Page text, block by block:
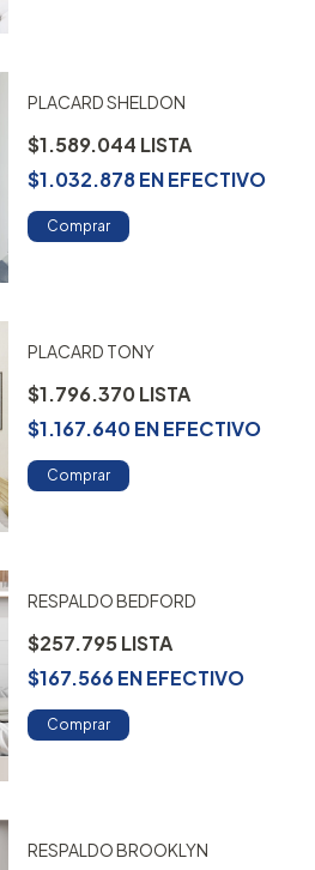
PLACARD SHELDON
$1.589.044
$1.032.878ENEFECTIVO
Comprar
PLACARD TONY
$1.796.370
$1.167.640ENEFECTIVO
Comprar
RESPALDO BEDFORD
$257.795
$167.566ENEFECTIVO
Comprar
RESPALDO BROOKLYN